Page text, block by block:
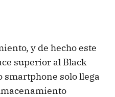
y de hecho este
superior al Black
smartphone solo llega